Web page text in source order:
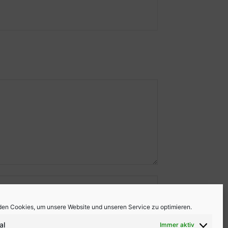
Cookies, um unsere Website und unseren Service zu optimieren.
Immer aktiv